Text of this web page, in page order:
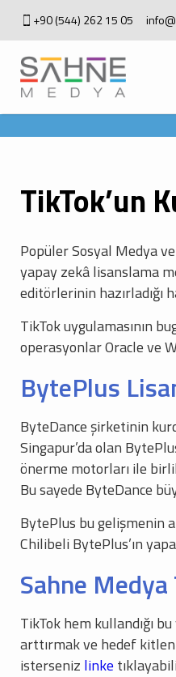
+90 (544) 262 15 05
TikTok’un
Popüler Sosyal Medya
yapay zekâ lisanslama
editörlerinin hazırladığı
TikTok uygulamasının
operasyonlar Oracle ve
BytePlus
ByteDance şirketinin
Singapur’da olan
önerme motorları ile
Bu sayede ByteDance
BytePlus bu gelişmenin
Chilibeli BytePlus’ın
Sahne
TikTok hem kullandığı
arttırmak ve hedef
isterseniz linke